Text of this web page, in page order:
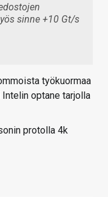
sinne +10 Gt/s
työkuormaa
optane tarjolla
protolla 4k